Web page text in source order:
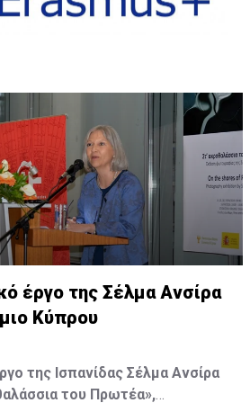
έργο της Σέλμα Ανσίρα
Κύπρου
της Ισπανίδας Σέλμα Ανσίρα
του Πρωτέα»,